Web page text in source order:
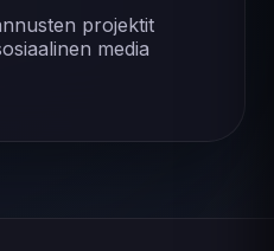
projektit
media